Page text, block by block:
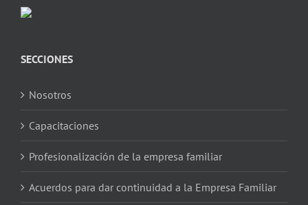
SECCIONES
Nosotros
Capacitaciones
Profesionalización de la empresa familiar
Acuerdos para dar continuidad a la Empresa Familiar